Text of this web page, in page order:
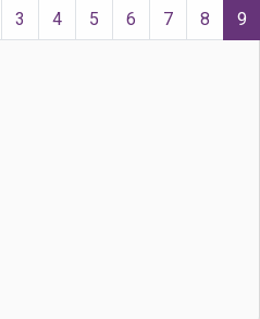
страница
3 4 5 6 7 8 9